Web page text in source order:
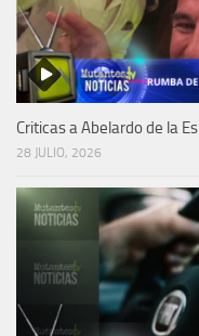
Criticas a Abelardo de la
28 JULIO, 2026